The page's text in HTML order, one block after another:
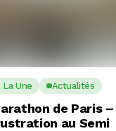
La Une Actualités
de Paris
au Semi